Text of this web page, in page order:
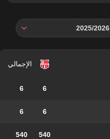
2025/2026
الإجمالي
6
6
6
6
540
540